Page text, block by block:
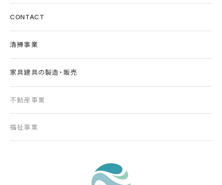
CONTACT
清掃事業
家具建具の製造・販売
不動産事業
福祉事業